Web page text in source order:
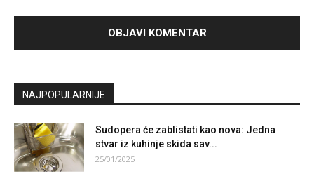
NAJPOPULARNIJE
Sudopera će zablistati kao nova: Jedna
stvar iz kuhinje skida sav...
25/01/2025